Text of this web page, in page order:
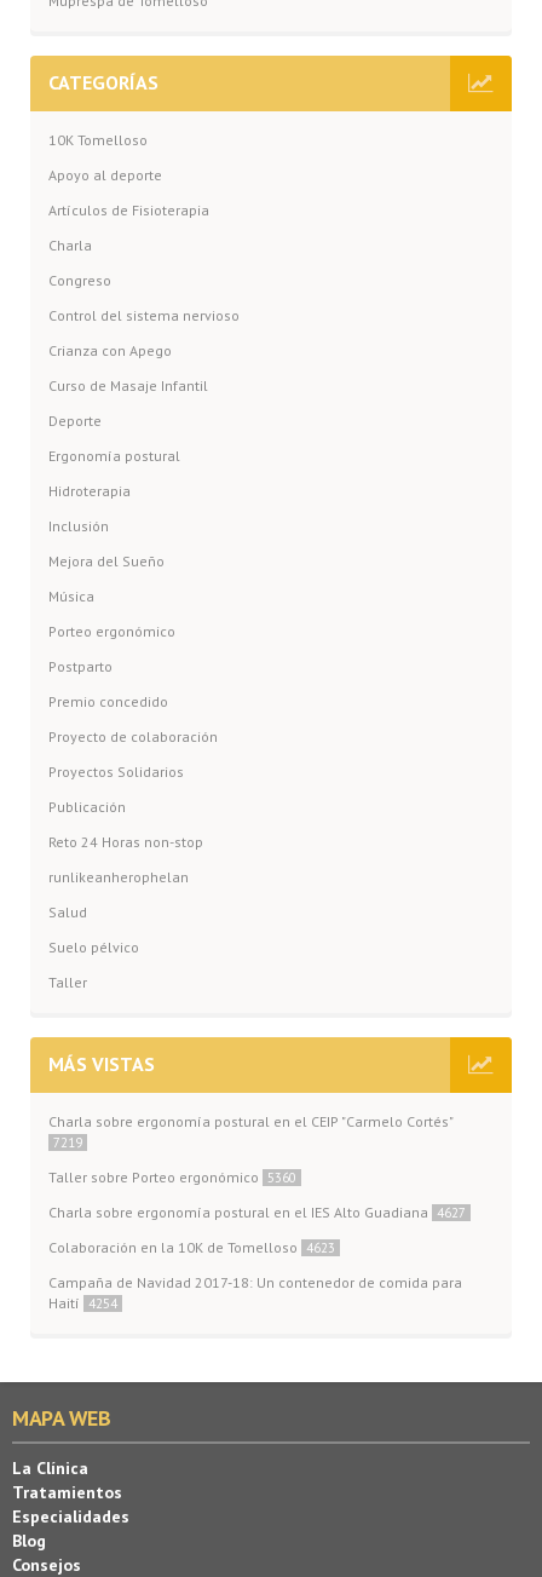
CATEGORÍAS
10K Tomelloso
Apoyo al deporte
Artículos de Fisioterapia
Charla
Congreso
Control del sistema nervioso
Crianza con Apego
Curso de Masaje Infantil
Deporte
Ergonomía postural
Hidroterapia
Inclusión
Mejora del Sueño
Música
Porteo ergonómico
Postparto
Premio concedido
Proyecto de colaboración
Proyectos Solidarios
Publicación
Reto 24 Horas non-stop
runlikeanherophelan
Salud
Suelo pélvico
Taller
MÁS VISTAS
Charla sobre ergonomía postural en el CEIP "Carmelo Cortés"
7219
Taller sobre Porteo ergonómico 5360
Charla sobre ergonomía postural en el IES Alto Guadiana 4627
Colaboración en la 10K de Tomelloso 4623
Campaña de Navidad 2017-18: Un contenedor de comida para
Haití
4254
MAPA WEB
La Clínica
Tratamientos
Especialidades
Blog
Consejos